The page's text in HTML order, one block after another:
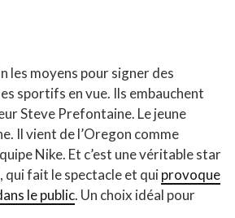
les moyens pour signer des
sportifs en vue. Ils embauchent
Steve Prefontaine. Le jeune
Il vient de l’Oregon comme
Nike. Et c’est une véritable star
qui fait le spectacle et quiprovoque
le public. Un choix idéal pour